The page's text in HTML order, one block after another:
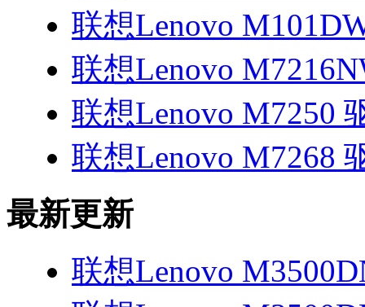
联想Lenovo
联想Lenovo
联想Lenovo M7250
联想Lenovo M7268
最新更新
联想Lenovo